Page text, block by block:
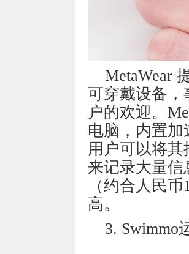
MetaWear
可穿戴设备，
户的欢迎。
电脑，内置
用户可以将
来记录大量信
（约合人民
高。
3. Swimmo